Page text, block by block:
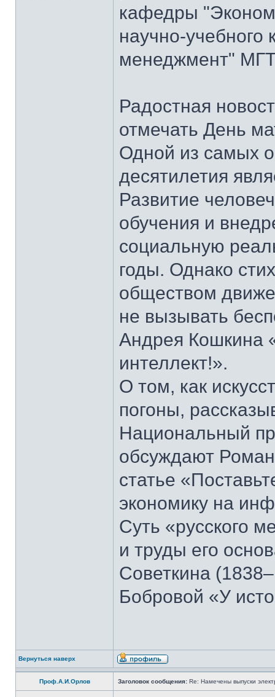
кафедры
научно-
менеджмент"
Радостная
отмечать День
Одной из самых
десятилетия
Развитие
обучения и
социальную
годы. Однако
обществом
не вызывать
Андрея Кошкина
интеллект!».
О том, как
погоны,
Национальный
обсуждают
статье
экономику на
Суть «русского
и труды его
Советкина
Бобровой «У
Вернуться наверх
Проф.А.И.Орлов Заголовок сообщения: Re: Намечены выпуски